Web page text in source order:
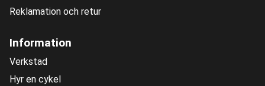
Reklamation och retur
Information
Verkstad
Hyr en cykel